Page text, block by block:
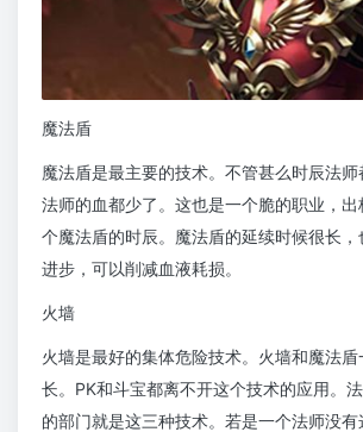
魔法盾
魔法盾是最主要的技术。不管甚么时辰法师
法师的血都少了。这也是一个脆的职业，
个魔法盾的时辰。魔法盾的延续时候很长
进步，可以削减血液耗损。
火墙
火墙是最好的集体危险技术。火墙和魔法
长。PK和斗宝都离不开这个技术的应用。
的部门就是这三种技术。若是一个法师没